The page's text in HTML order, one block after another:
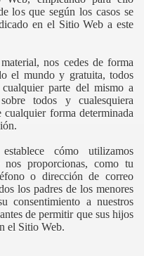
los que según los casos se
en el Sitio Web a este
nos cedes de forma
el mundo y gratuita, todos
parte del mismo a
todos y cualesquiera
forma determinada
cómo utilizamos
nos proporcionas, como tu
o dirección de correo
los padres de los menores
consentimiento a nuestros
de permitir que sus hijos
el Sitio Web.